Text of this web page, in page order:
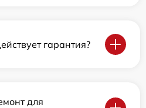
гарантия?
для